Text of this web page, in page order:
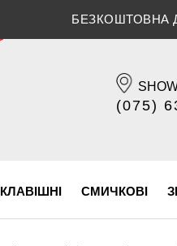
БЕЗКОШТОВНА
(075)
КЛАВІШНІ СМИЧКОВІ